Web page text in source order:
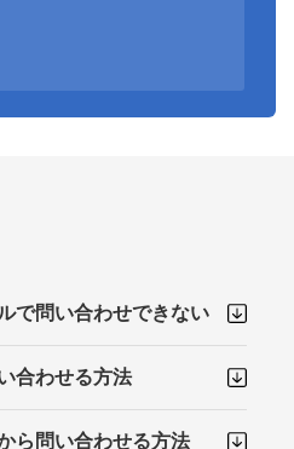
で問い合わせできない
合わせる方法
ら問い合わせる方法